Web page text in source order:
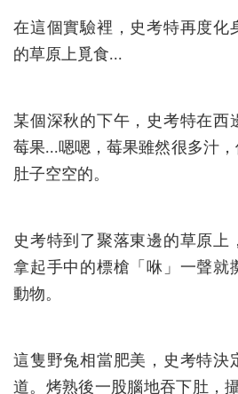
在這個實驗裡，史考特再度化
的草原上覓食...
某個深秋的下午，史考特在西
莓果...嗯嗯，莓果雖然很多汁
肚子空空的。
史考特到了聚落東邊的草原上
拿起手中的標槍「咻」一聲就
動物。
這隻野兔相當肥美，史考特決
道。烤熟後一股腦地吞下肚，